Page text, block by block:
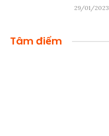
29/01/2023
Tâm điểm